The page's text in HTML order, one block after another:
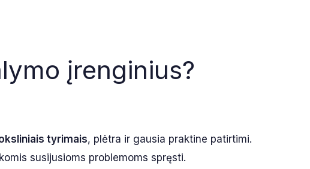
įrenginius?
tyrimais, plėtra ir gausia praktine patirtimi.
susijusioms problemoms spręsti.